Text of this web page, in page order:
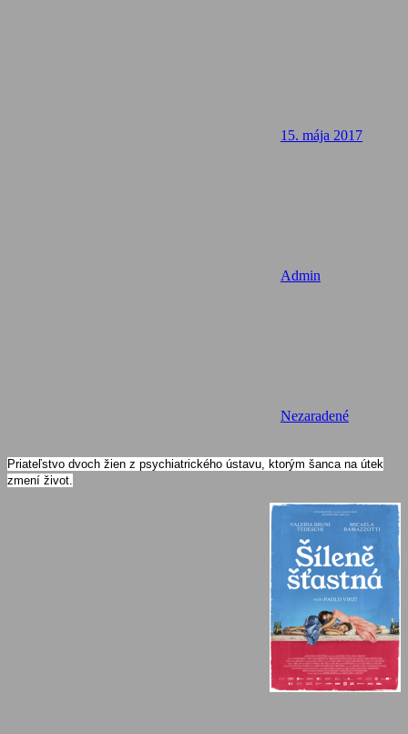
15. mája 2017
Admin
Nezaradené
Priateľstvo dvoch žien z psychiatrického ústavu, ktorým šanca na útek
zmení život.